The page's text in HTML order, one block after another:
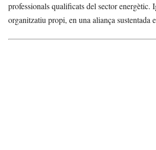
professionals qualificats del sector
organitzatiu propi, en una aliança